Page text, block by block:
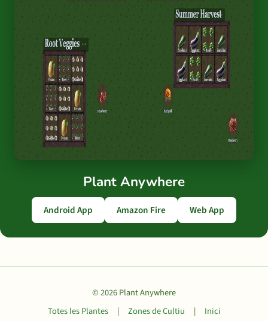
Plant Anywhere
Android App Amazon Fire Web App
© 2026 Plant Anywhere
Totes les Plantes
| Zones de Cultiu | Inici